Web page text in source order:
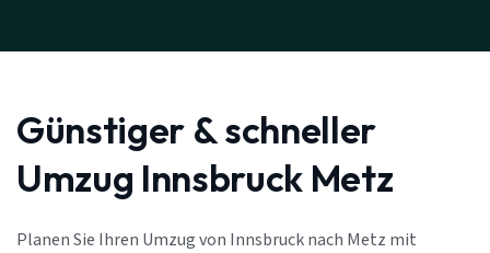
Günstiger & schneller
Umzug Innsbruck Metz
Planen Sie Ihren Umzug von Innsbruck nach Metz mit